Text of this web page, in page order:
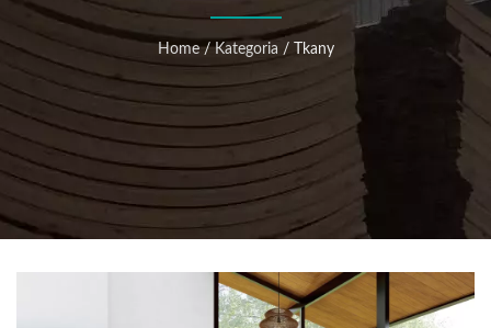
domowych z Wietnamu – kompleksowe rozwiązanie
OEM i ODM dla produkcji koszy tkanych
Home / Kategoria / Tkany